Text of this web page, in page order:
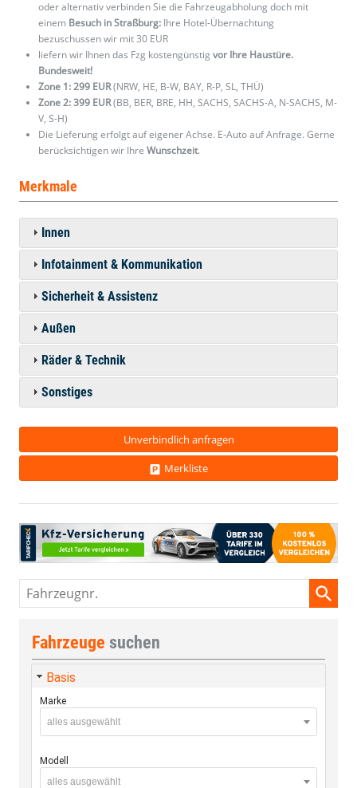
oder alternativ verbinden Sie die Fahrzeugabholung doch mit
einem Besuch in Straßburg: Ihre Hotel-Übernachtung
bezuschussen wir mit 30 EUR
liefern wir Ihnen das Fzg kostengünstig vor Ihre Haustüre.
Bundesweit!
Zone 1: 299 EUR(NRW, HE, B-W, BAY, R-P, SL, THÜ)
Zone 2: 399 EUR(BB, BER, BRE, HH, SACHS, SACHS-A, N-SACHS, M-
V, S-H)
Die Lieferung erfolgt auf eigener Achse. E-Auto auf Anfrage. Gerne
berücksichtigen wir Ihre Wunschzeit.
Merkmale
Innen
Infotainment & Kommunikation
Sicherheit & Assistenz
Außen
Räder & Technik
Sonstiges
Unverbindlich anfragen
Merkliste
Fahrzeugnr.
Fahrzeuge suchen
Basis
Marke
alles ausgewählt
Modell
alles ausgewählt